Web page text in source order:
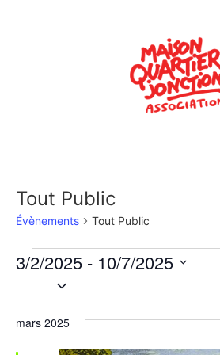
Tout Public
Évènements Tout Public
3/2/2025 - 10/7/2025
Sélectionnez
mars 2025